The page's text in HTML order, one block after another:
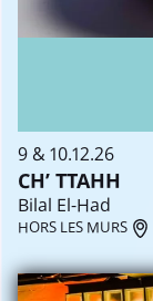
9 & 10.12.26
CH’ TTAHH
Bilal El-Had
HORS LES MURS